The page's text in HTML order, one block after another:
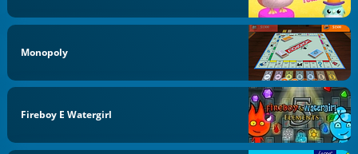
Monopoly
Fireboy E Watergirl